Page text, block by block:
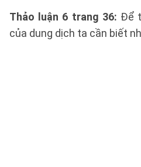
Thảo luận 6 trang 36: Để
của dung dịch ta cần biết